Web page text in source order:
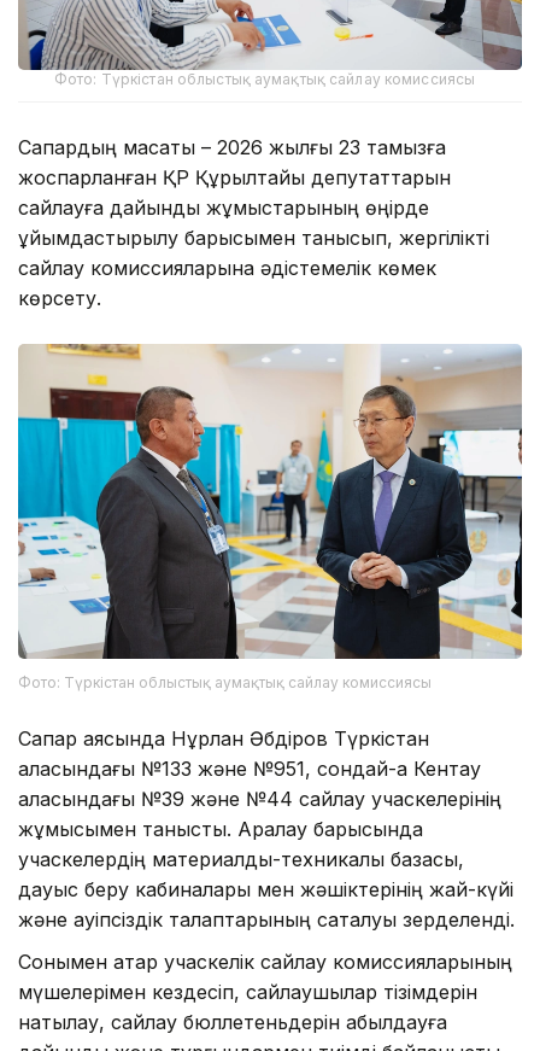
Фото: Түркістан облыстық аумақтық сайлау комиссиясы
Сапардың мақсаты – 2026 жылғы 23 тамызға
жоспарланған ҚР Құрылтайы депутаттарын
сайлауға дайындық жұмыстарының өңірде
ұйымдастырылу барысымен танысып, жергілікті
сайлау комиссияларына әдістемелік көмек
көрсету.
Фото: Түркістан облыстық аумақтық сайлау комиссиясы
Сапар аясында Нұрлан Әбдіров Түркістан
қаласындағы №133 және №951, сондай-ақ Кентау
қаласындағы №39 және №44 сайлау учаскелерінің
жұмысымен танысты. Аралау барысында
учаскелердің материалдық-техникалық базасы,
дауыс беру кабиналары мен жәшіктерінің жай-күйі
және қауіпсіздік талаптарының сақталуы зерделенді.
Сонымен қатар учаскелік сайлау комиссияларының
мүшелерімен кездесіп, сайлаушылар тізімдерін
нақтылау, сайлау бюллетеньдерін қабылдауға